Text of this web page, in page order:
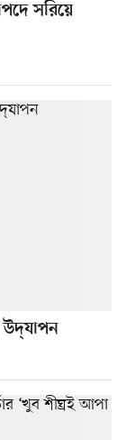
সরিয়ে
উদ্‌যাপন